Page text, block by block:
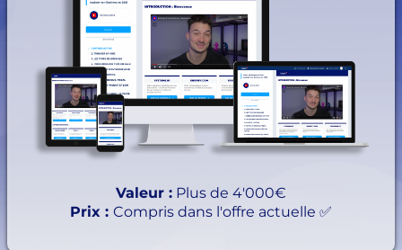
Valeur : Plus de 4'000€
Prix : Compris dans l'offre actuelle ✅